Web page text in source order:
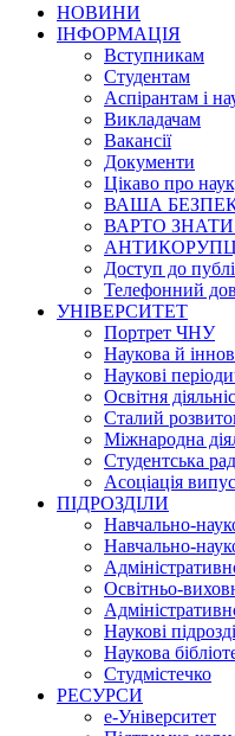
НОВИНИ
ІНФОРМАЦІЯ
Вступникам
Студентам
Аспірантам і
Викладачам
Вакансії
Документи
Цікаво про
ВАША
ВАРТО
Доступ до
Телефонний
УНІВЕРСИТЕТ
Портрет ЧНУ
Наукова й
Наукові
Освітня
Сталий
Міжнародна
Студентська
Асоціація
ПІДРОЗДІЛИ
Навчально-
Навчально-
Освітньо-
Наукові
Наукова
Студмістечко
РЕСУРСИ
е-Університет